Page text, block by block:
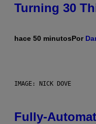
Turning 30
hace 50 minutosPor
IMAGE: NICK DOVE
Fully-